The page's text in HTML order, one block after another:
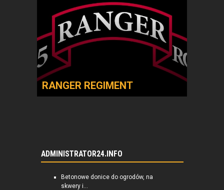
RANGER REGIMENT
ADMINISTRATOR24.INFO
Betonowe donice do ogrodów, na
skwery i...